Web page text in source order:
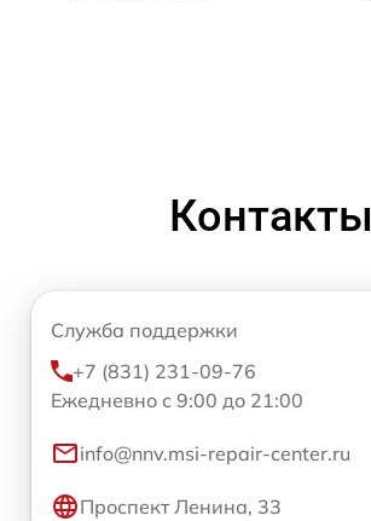
Контакты
Служба поддержки
+7 (831) 231-09-76
Ежедневно с 9:00 до 21:00
info@nnv.msi-repair-center.ru
Проспект Ленина, 33